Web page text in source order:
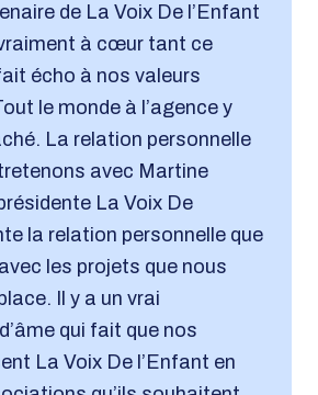
de La Voix De l’Enfant
à cœur tant ce
écho à nos valeurs
le monde à l’agence y
La relation personnelle
avec Martine
La Voix De
la relation personnelle que
les projets que nous
Il y a un vrai
qui fait que nos
La Voix De l’Enfant en